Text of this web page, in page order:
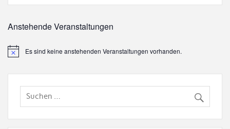
Anstehende Veranstaltungen
Es sind keine anstehenden Veranstaltungen vorhanden.